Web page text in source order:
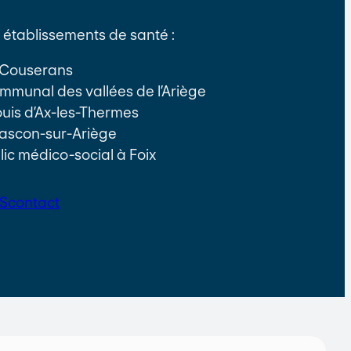
de santé :
des vallées de l’Ariège
d’Ax-les-Thermes
sur-Ariège
médico-social à Foix
contact